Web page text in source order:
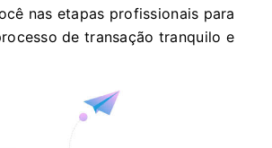
nas etapas profissionais para
de transação tranquilo e